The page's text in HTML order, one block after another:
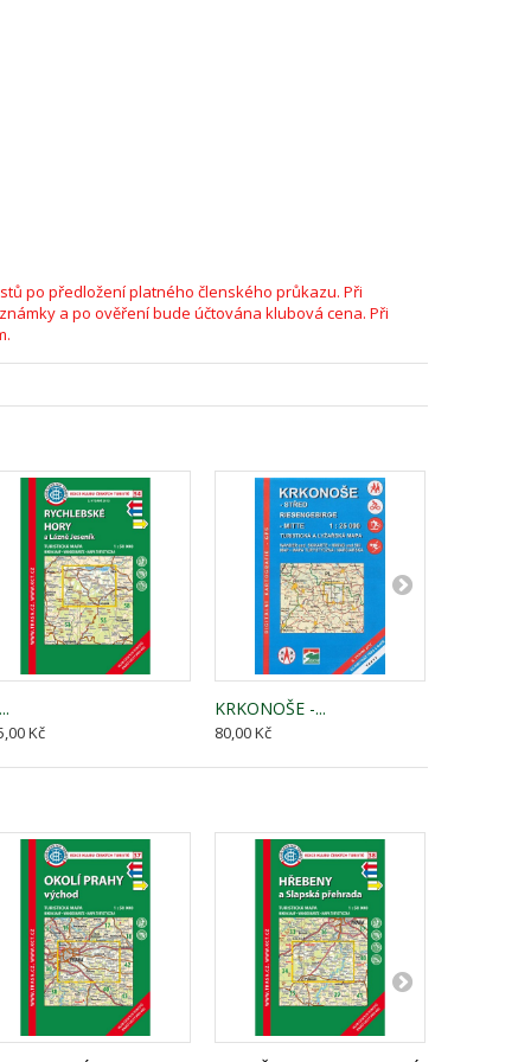
po předložení platného členského průkazu. Při
a po ověření bude účtována klubová cena. Při
Kč
KRKONOŠE -...
80,00 Kč